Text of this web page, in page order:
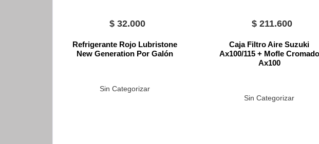
$32.000
Refrigerante Rojo Lubristone
New Generation Por Galón
Sin Categorizar
$211.600
Caja Filtro Aire Suzuki
Ax100/115 + Mofle Cromado
Ax100
Sin Categorizar